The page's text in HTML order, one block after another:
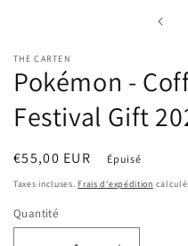
fenêtre
modale
THE CARTEN
Pokémon -
Festival Gift
Prix
habituel
€55,00 EUR Épuisé
Taxes incluses. Frais d'expédition
Quantité